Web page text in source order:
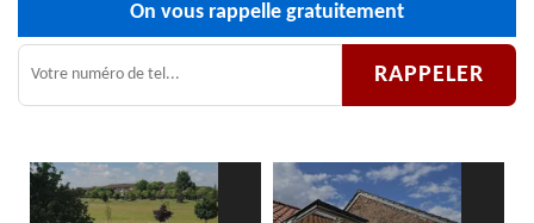
On vous rappelle gratuitement